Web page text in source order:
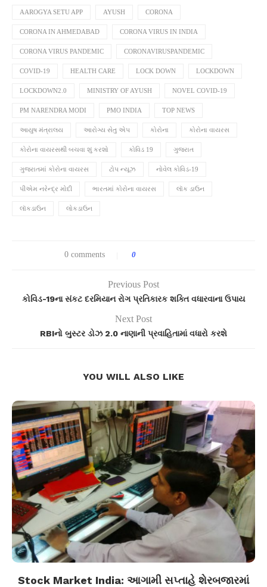
AAROGYA SETU APP AYUSH CORONA
CORONA IN AHMEDABAD CORONA VIRUS IN INDIA
CORONA VIRUS PANDEMIC CORONAVIRUSPANDEMIC
COVID-19 HEALTH CARE LOCK DOWN LOCKDOWN
LOCKDOWN2.0 MINISTRY OF AYUSH NOVEL COVID-19
PM NARENDRA MODI PMO INDIA TOP NEWS
આયુષ મંત્રાલય આરોગ્ય સેતુ એપ કોરોના કોરોના વાયરસ
કોરોના વાયરસથી બચવા શું કરશો કોવિડ 19 ગુજરાત
ગુજરાતમાં કોરોના વાયરસ ટોપ ન્યૂઝ નોવેલ કોવિડ-19
પીએમ નરેન્દ્ર મોદી ભારતમાં કોરોના વાયરસ લૉક ડાઉન
લૉકડાઉન લોકડાઉન
0 comments 0
Previous Post
કોવિડ-19ના સંકટ દરમિયાન રોગ પ્રતિકારક શક્તિ વધારવાના ઉપાય
Next Post
RBIનો બુસ્ટર ડોઝ 2.0 નાણાની પ્રવાહિતામાં વધારો કરશે
YOU WILL ALSO LIKE
Stock Market India: આગામી સપ્તાહે શેરબજારમાં